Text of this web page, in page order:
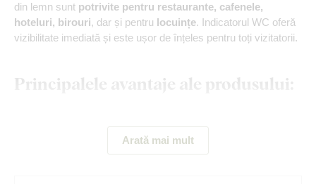
din lemn sunt potrivite pentru restaurante, cafenele,
hoteluri, birouri, dar și pentru locuințe. Indicatorul WC oferă
vizibilitate imediată și este ușor de înțeles pentru toți vizitatorii.
Principalele avantaje ale produsului:
Sticker rezistent din lemn
Arată mai mult